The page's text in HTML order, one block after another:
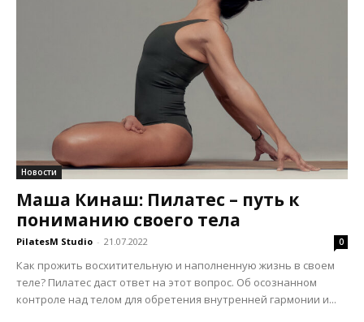
Новости
Маша Кинаш: Пилатес – путь к
пониманию своего тела
PilatesM Studio - 21.07.2022 0
Как прожить восхитительную и наполненную жизнь в своем
теле? Пилатес даст ответ на этот вопрос. Об осознанном
контроле над телом для обретения внутренней гармонии и...